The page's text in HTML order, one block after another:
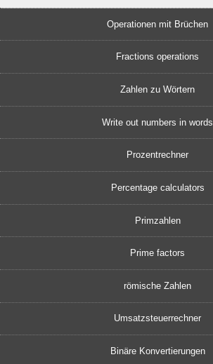
Operationen mit Brüchen
Fractions operations
Zahlen zu Wörtern
Write out numbers in words
Prozentrechner
Percentage calculators
Primzahlen
Prime factors
römische Zahlen
Umsatzsteuerrechner
Binäre Konvertierungen